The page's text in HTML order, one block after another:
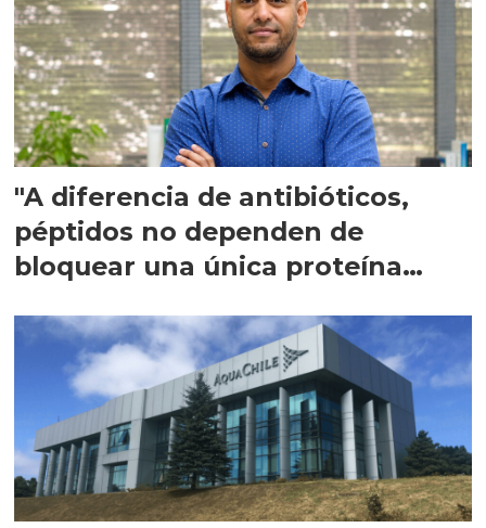
"A diferencia de antibióticos,
péptidos no dependen de
bloquear una única proteína